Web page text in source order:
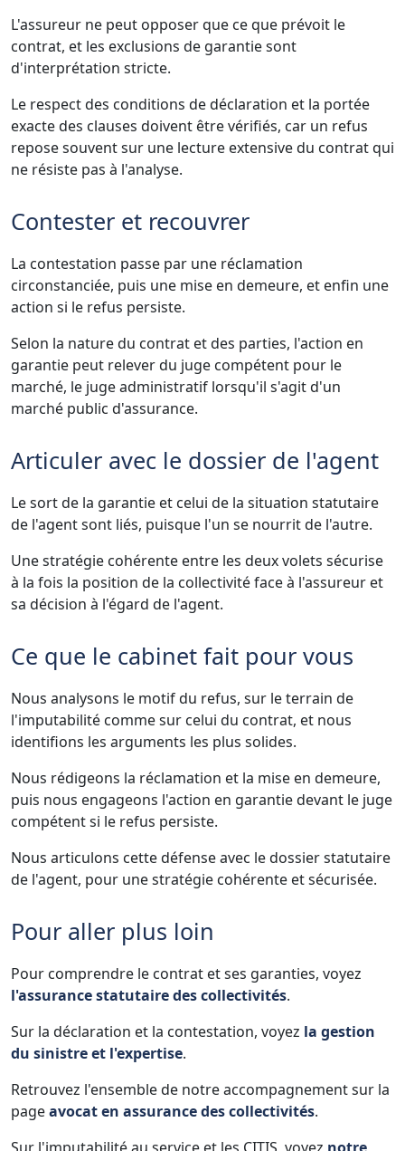
L'assureur ne peut opposer que ce que prévoit le
contrat, et les exclusions de garantie sont
d'interprétation stricte.
Le respect des conditions de déclaration et la portée
exacte des clauses doivent être vérifiés, car un refus
repose souvent sur une lecture extensive du contrat qui
ne résiste pas à l'analyse.
Contester et recouvrer
La contestation passe par une réclamation
circonstanciée, puis une mise en demeure, et enfin une
action si le refus persiste.
Selon la nature du contrat et des parties, l'action en
garantie peut relever du juge compétent pour le
marché, le juge administratif lorsqu'il s'agit d'un
marché public d'assurance.
Articuler avec le dossier de l'agent
Le sort de la garantie et celui de la situation statutaire
de l'agent sont liés, puisque l'un se nourrit de l'autre.
Une stratégie cohérente entre les deux volets sécurise
à la fois la position de la collectivité face à l'assureur et
sa décision à l'égard de l'agent.
Ce que le cabinet fait pour vous
Nous analysons le motif du refus, sur le terrain de
l'imputabilité comme sur celui du contrat, et nous
identifions les arguments les plus solides.
Nous rédigeons la réclamation et la mise en demeure,
puis nous engageons l'action en garantie devant le juge
compétent si le refus persiste.
Nous articulons cette défense avec le dossier statutaire
de l'agent, pour une stratégie cohérente et sécurisée.
Pour aller plus loin
Pour comprendre le contrat et ses garanties, voyez
l'assurance statutaire des collectivités.
Sur la déclaration et la contestation, voyez la gestion
du sinistre et l'expertise.
Retrouvez l'ensemble de notre accompagnement sur la
pageavocat en assurance des collectivités.
Sur l'imputabilité au service et les CITIS, voyez notre